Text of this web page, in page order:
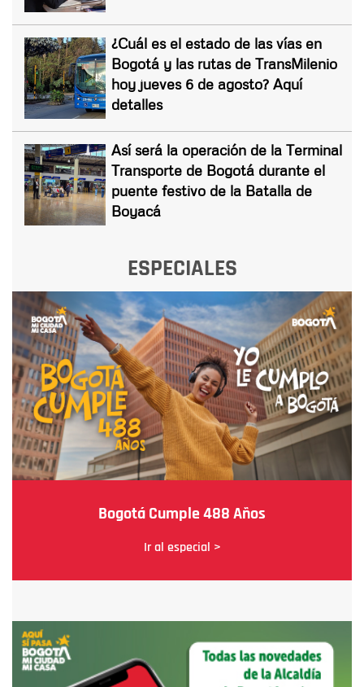
¿Cuál es el estado de las vías en
Bogotá y las rutas de TransMilenio
hoy jueves 6 de agosto? Aquí
detalles
Así será la operación de la Terminal
Transporte de Bogotá durante el
puente festivo de la Batalla de
Boyacá
ESPECIALES
Bogotá Cumple 488 Años
Ir al especial >